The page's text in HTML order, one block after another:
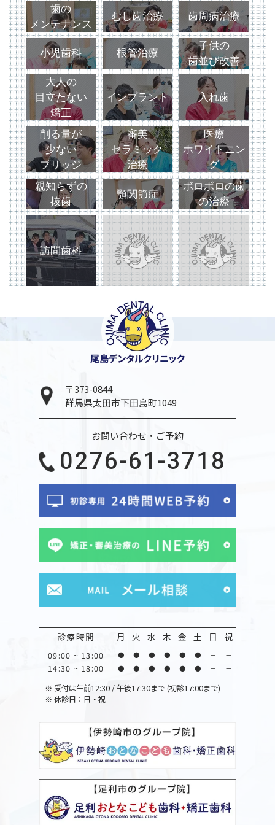
歯の
メンテナンス
むし歯治療 歯周病治療
小児歯科 根管治療
子供の
歯並び改善
大人の
目立たない
矯正
インプラント 入れ歯
削る量が
少ない
ブリッジ
審美
セラミック
治療
医療
ホワイトニン
グ
親知らずの
抜歯
顎関節症
ボロボロの歯
の治療
訪問歯科
〒373-0844
群馬県太田市下田島町1049
お問い合わせ・ご予約
0276-61-3718
診療時間 月 火 水 木 金 土 日 祝
09:00 ~ 13:00 ● ● ● ● ● ● － －
14:30 ~ 18:00 ● ● ● ● ● ● － －
※ 受付は午前12:30 / 午後17:30まで (初診17:00まで)
※ 休診日：日・祝